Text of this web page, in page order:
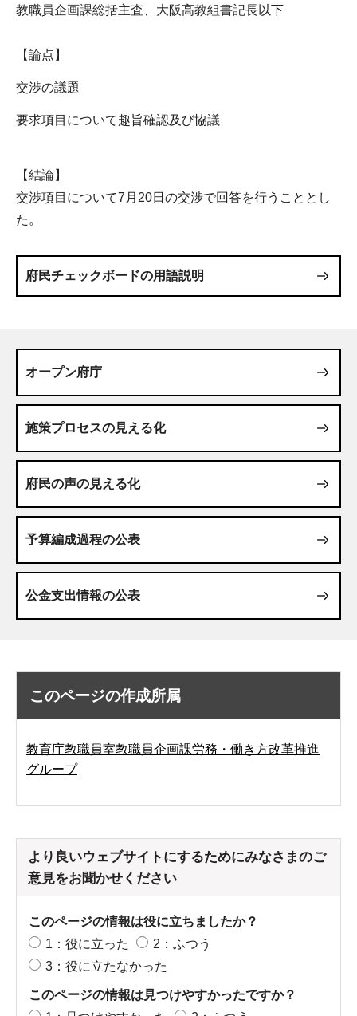
教職員企画課総括主査、大阪高教組書記長以下
【論点】
交渉の議題
要求項目について趣旨確認及び協議
【結論】
交渉項目について7月20日の交渉で回答を行うこととし
た。
府民チェックボードの用語説明
オープン府庁
施策プロセスの見える化
府民の声の見える化
予算編成過程の公表
公金支出情報の公表
このページの作成所属
教育庁教職員室教職員企画課労務・働き方改革推進
グループ
より良いウェブサイトにするためにみなさまのご
意見をお聞かせください
このページの情報は役に立ちましたか？
1：役に立った
2：ふつう
3：役に立たなかった
このページの情報は見つけやすかったですか？